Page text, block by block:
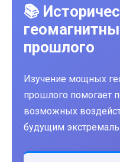
📚
прошлого
Изучение мощных
прошлого помогает
возможных
будущим